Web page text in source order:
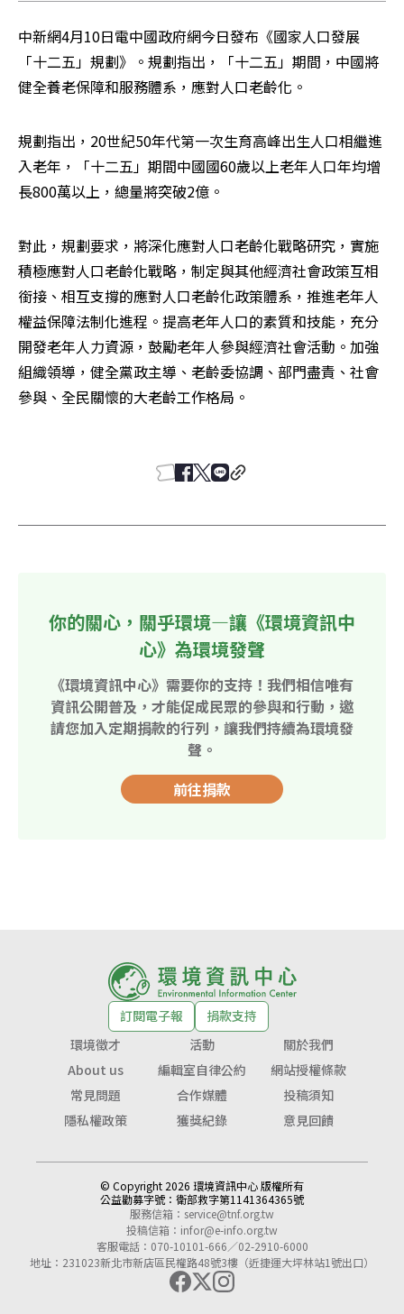
中新網4月10日電中國政府網今日發布《國家人口發展
「十二五」規劃》。規劃指出，「十二五」期間，中國將
健全養老保障和服務體系，應對人口老齡化。
規劃指出，20世紀50年代第一次生育高峰出生人口相繼進
入老年，「十二五」期間中國國60歲以上老年人口年均增
長800萬以上，總量將突破2億。
對此，規劃要求，將深化應對人口老齡化戰略研究，實施
積極應對人口老齡化戰略，制定與其他經濟社會政策互相
銜接、相互支撐的應對人口老齡化政策體系，推進老年人
權益保障法制化進程。提高老年人口的素質和技能，充分
開發老年人力資源，鼓勵老年人參與經濟社會活動。加強
組織領導，健全黨政主導、老齡委協調、部門盡責、社會
參與、全民關懷的大老齡工作格局。
你的關心，關乎環境—讓《環境資訊中
心》為環境發聲
《環境資訊中心》需要你的支持！我們相信唯有
資訊公開普及，才能促成民眾的參與和行動，邀
請您加入定期捐款的行列，讓我們持續為環境發
聲。
前往捐款
訂閱電子報
捐款支持
環境徵才
活動
關於我們
About us
編輯室自律公約
網站授權條款
常見問題
合作媒體
投稿須知
隱私權政策
獲獎紀錄 意見回饋
© Copyright 2026 環境資訊中心 版權所有
公益勸募字號： 衛部救字第1141364365號
服務信箱： service@tnf.org.tw
投稿信箱： infor@e-info.org.tw
客服電話：070-10101-666／02-2910-6000
地址：231023新北市新店區民權路48號3樓（近捷運大坪林站1號出口）